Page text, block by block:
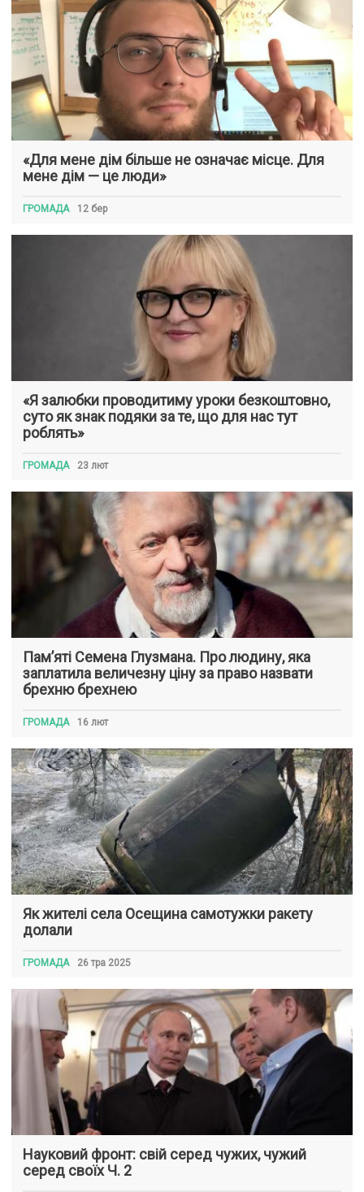
«Для мене дім більше не означає місце. Для
мене дім — це люди»
ГРОМАДА 12 бер
«Я залюбки проводитиму уроки безкоштовно,
суто як знак подяки за те, що для нас тут
роблять»
ГРОМАДА 23 лют
Пам’яті Семена Глузмана. Про людину, яка
заплатила величезну ціну за право назвати
брехню брехнею
ГРОМАДА 16 лют
Як жителі села Осещина самотужки ракету
долали
ГРОМАДА 26 тра 2025
Науковий фронт: свій серед чужих, чужий
серед своїх Ч. 2